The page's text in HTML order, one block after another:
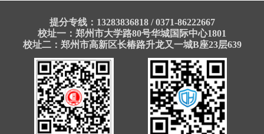
提分专线：13283836818 / 0371-86222667
校址一：郑州市大学路80号华城国际中心1801
校址二：郑州市高新区长椿路升龙又一城B座23层639